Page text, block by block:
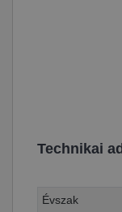
Technikai
Évszak